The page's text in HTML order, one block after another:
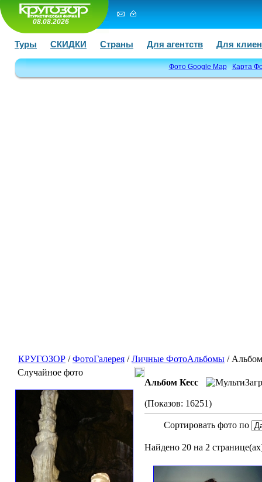
08.08.2026
Туры СКИДКИ Страны Для агентств Для
Фото Google Map Карта
КРУГОЗОР /ФотоГалерея /Личные ФотоАльбомы /
Случайное фото
Альбом Кесс
(Показов: 16251)
Сортировать фото по
Найдено 20 на 2